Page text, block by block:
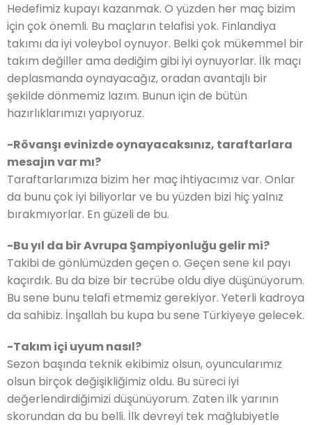
Hedefimiz kupayı kazanmak. O yüzden her maç bizim
için çok önemli. Bu maçların telafisi yok. Finlandiya
takımı da iyi voleybol oynuyor. Belki çok mükemmel bir
takım değiller ama dediğim gibi iyi oynuyorlar. İlk maçı
deplasmanda oynayacağız, oradan avantajlı bir
şekilde dönmemiz lazım. Bunun için de bütün
hazırlıklarımızı yapıyoruz.
-Rövanşı evinizde oynayacaksınız, taraftarlara
mesajın var mı?
Taraftarlarımıza bizim her maç ihtiyacımız var. Onlar
da bunu çok iyi biliyorlar ve bu yüzden bizi hiç yalnız
bırakmıyorlar. En güzeli de bu.
-Bu yıl da bir Avrupa Şampiyonluğu gelir mi?
Takibi de gönlümüzden geçen o. Geçen sene kıl payı
kaçırdık. Bu da bize bir tecrübe oldu diye düşünüyorum.
Bu sene bunu telafi etmemiz gerekiyor. Yeterli kadroya
da sahibiz. İnşallah bu kupa bu sene Türkiyeye gelecek.
-Takım içi uyum nasıl?
Sezon başında teknik ekibimiz olsun, oyuncularımız
olsun birçok değişikliğimiz oldu. Bu süreci iyi
değerlendirdiğimizi düşünüyorum. Zaten ilk yarının
skorundan da bu belli. İlk devreyi tek mağlubiyetle